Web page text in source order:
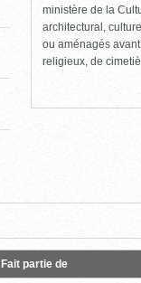
ministère de la
architectural,
ou aménagés
religieux, de
Fait partie de